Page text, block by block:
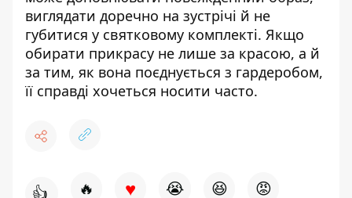
виглядати доречно на зустрічі й не
губитися у святковому комплекті. Якщо
обирати прикрасу не лише за красою, а й
за тим, як вона поєднується з гардеробом,
її справді хочеться носити часто.
👍 🔥 ♥ 😭 😆 😡